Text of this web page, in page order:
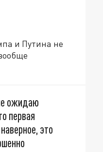
и Путина не
ожидаю
первая
это